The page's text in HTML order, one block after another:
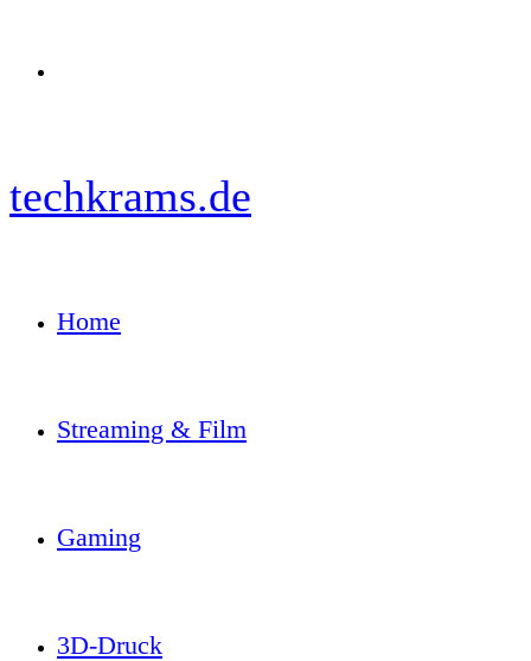
techkrams.de
Home
Streaming & Film
Gaming
3D-Druck